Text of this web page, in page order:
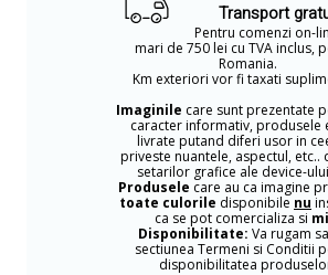
Transport
Pentru comenzi on-
mari de 750 lei cu TVA inclus,
Romania.
Km exteriori vor fi taxati
Imaginile care sunt prezentate
caracter informativ, produsele
livrate putand diferi usor in
priveste nuantele, aspectul, etc..
setarilor grafice ale device-
Produsele care au ca imagine
toate culorile disponibile nu
ca se pot comercializa si
Disponibilitate: Va rugam
sectiunea Termeni si Conditii
disponibilitatea